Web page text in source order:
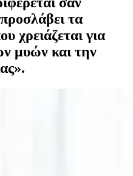
τα
χρειάζεται για
μυών και την